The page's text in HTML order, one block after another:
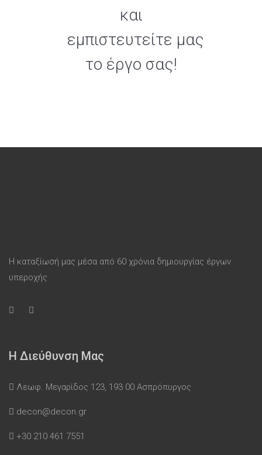
και
εμπιστευτείτε μας
το έργο σας!
Η καταξίωσή μας μέσα από 60 χρόνια δημιουργίας έργων
υπεροχής
Η Διεύθυνση Μας
Λεωφ. Μεγαρίδος 123, 193 00 Ασπρόπυργος
decon@decon.gr
+30 210 461 7551